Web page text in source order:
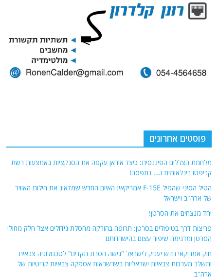
פוסטים אחרונים
מלחמת הצללים הפיננסית: כיצד איראן עקפה את הסנקציות באמצעות רשת
קריפטו בינלאומית ו…. נתפסה!
הטיל הסיני שהפיל F-15E אמריקאי: האיום החדש שמדאיג את חילות האוויר
של ארה"ב וישראל
יחד מנצחים את הסרטן!
פריצות דרך בטיפולים בסרטן: תרופה בהזרקה מחסלת גידולים אצל חלק מחולי
הסרטן ומדגימה שיפור עצום בהישרדותם
חוק אמריקאי חדש יעניק לישראל "גישה חסרת תקדים" לטכנולוגיה צבאית
ותשלב מערכות צבאיות ישראליות בשרשראות אספקה ​​צבאיות קריטיות של
ארה"ב